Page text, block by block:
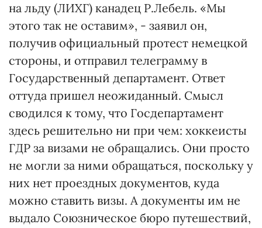
на льду (ЛИХГ) канадец Р.Лебель. «Мы
этого так не оставим», - заявил он,
получив официальный протест немецкой
стороны, и отправил телеграмму в
Государственный департамент. Ответ
оттуда пришел неожиданный. Смысл
сводился к тому, что Госдепартамент
здесь решительно ни при чем: хоккеисты
ГДР за визами не обращались. Они просто
не могли за ними обращаться, поскольку у
них нет проездных документов, куда
можно ставить визы. А документы им не
выдало Союзническое бюро путешествий,